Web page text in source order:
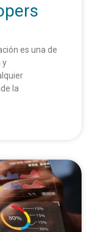
es una de
y
la